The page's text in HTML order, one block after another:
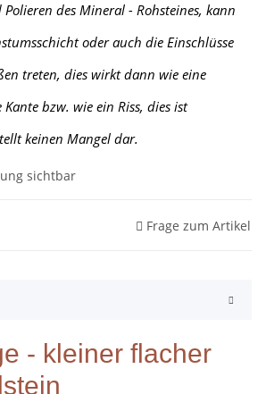
des Mineral - Rohsteines, kann
oder auch die Einschlüsse
treten, dies wirkt dann wie eine
Kante bzw. wie ein Riss, dies ist
keinen Mangel dar.
sichtbar
Frage zum Artikel
- kleiner flacher